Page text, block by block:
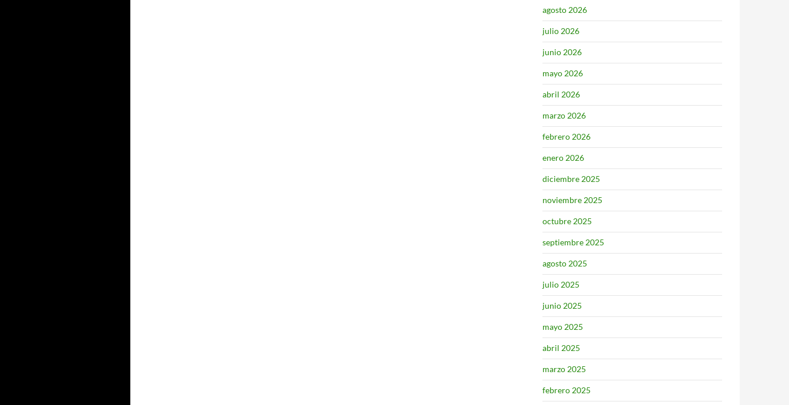
agosto 2026
julio 2026
junio 2026
mayo 2026
abril 2026
marzo 2026
febrero 2026
enero 2026
diciembre 2025
noviembre 2025
octubre 2025
septiembre 2025
agosto 2025
julio 2025
junio 2025
mayo 2025
abril 2025
marzo 2025
febrero 2025